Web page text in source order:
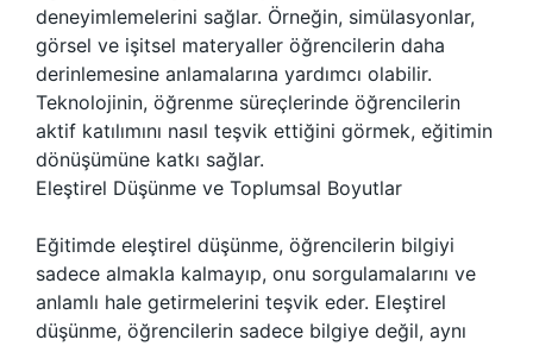
deneyimlemelerini sağlar. Örneğin, simülasyonlar,
görsel ve işitsel materyaller öğrencilerin daha
derinlemesine anlamalarına yardımcı olabilir.
Teknolojinin, öğrenme süreçlerinde öğrencilerin
aktif katılımını nasıl teşvik ettiğini görmek, eğitimin
dönüşümüne katkı sağlar.
Eleştirel Düşünme ve Toplumsal Boyutlar
Eğitimde eleştirel düşünme, öğrencilerin bilgiyi
sadece almakla kalmayıp, onu sorgulamalarını ve
anlamlı hale getirmelerini teşvik eder. Eleştirel
düşünme, öğrencilerin sadece bilgiye değil, aynı